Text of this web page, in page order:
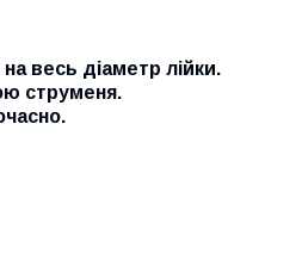
весь діаметр лійки.
струменя.